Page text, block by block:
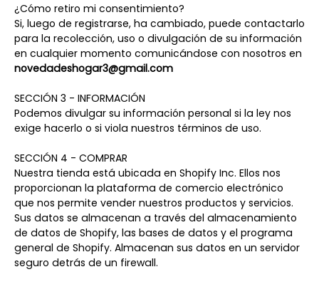
¿Cómo retiro mi consentimiento?
Si, luego de registrarse, ha cambiado, puede contactarlo
para la recolección, uso o divulgación de su información
en cualquier momento comunicándose con nosotros en
novedadeshogar3@gmail.com
SECCIÓN 3 - INFORMACIÓN
Podemos divulgar su información personal si la ley nos
exige hacerlo o si viola nuestros términos de uso.
SECCIÓN 4 - COMPRAR
Nuestra tienda está ubicada en Shopify Inc. Ellos nos
proporcionan la plataforma de comercio electrónico
que nos permite vender nuestros productos y servicios.
Sus datos se almacenan a través del almacenamiento
de datos de Shopify, las bases de datos y el programa
general de Shopify. Almacenan sus datos en un servidor
seguro detrás de un firewall.